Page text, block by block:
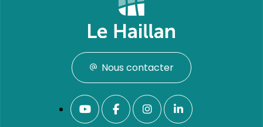
Nous contacter